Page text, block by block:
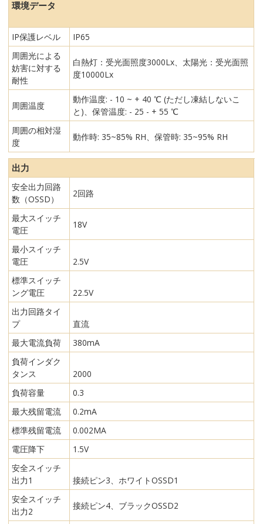
環境データ
IP保護レベル
IP65
周囲光による
妨害に対する
耐性
白熱灯：受光面照度3000Lx、太陽光：受光面照
度10000Lx
周囲温度
動作温度: - 10 ~ + 40 ℃ (ただし凍結しないこ
と)、保管温度: - 25 - + 55 ℃
周囲の相対湿
度
動作時: 35~85% RH、保管時: 35~95% RH
出力
安全出力回路
数（OSSD）
2回路
最大スイッチ
電圧
18V
最小スイッチ
電圧
2.5V
標準スイッチ
ング電圧
22.5V
出力回路タイ
プ
直流
最大電流負荷
380mA
負荷インダク
タンス
2000
負荷容量
0.3
最大残留電流
0.2mA
標準残留電流
0.002MA
電圧降下
1.5V
安全スイッチ
出力1
接続ピン3、ホワイトOSSD1
安全スイッチ
出力2
接続ピン4、ブラックOSSD2